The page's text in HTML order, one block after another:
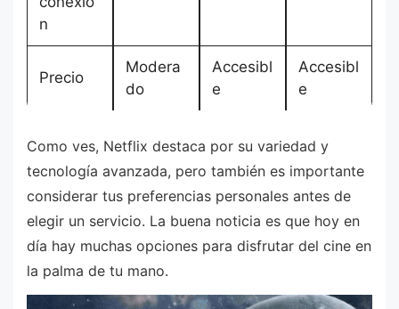
n
Precio
Modera
do
Accesibl
e
Accesibl
e
Como ves, Netflix destaca por su variedad y
tecnología avanzada, pero también es importante
considerar tus preferencias personales antes de
elegir un servicio. La buena noticia es que hoy en
día hay muchas opciones para disfrutar del cine en
la palma de tu mano.